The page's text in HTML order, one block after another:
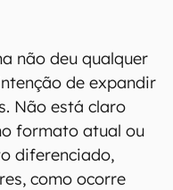
não deu qualquer
de expandir
Não está claro
formato atual ou
diferenciado,
como ocorre